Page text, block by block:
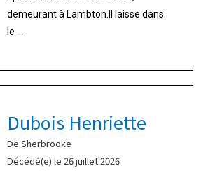
demeurant à Lambton.Il laisse dans
le ...
Dubois Henriette
De Sherbrooke
Décédé(e) le 26 juillet 2026